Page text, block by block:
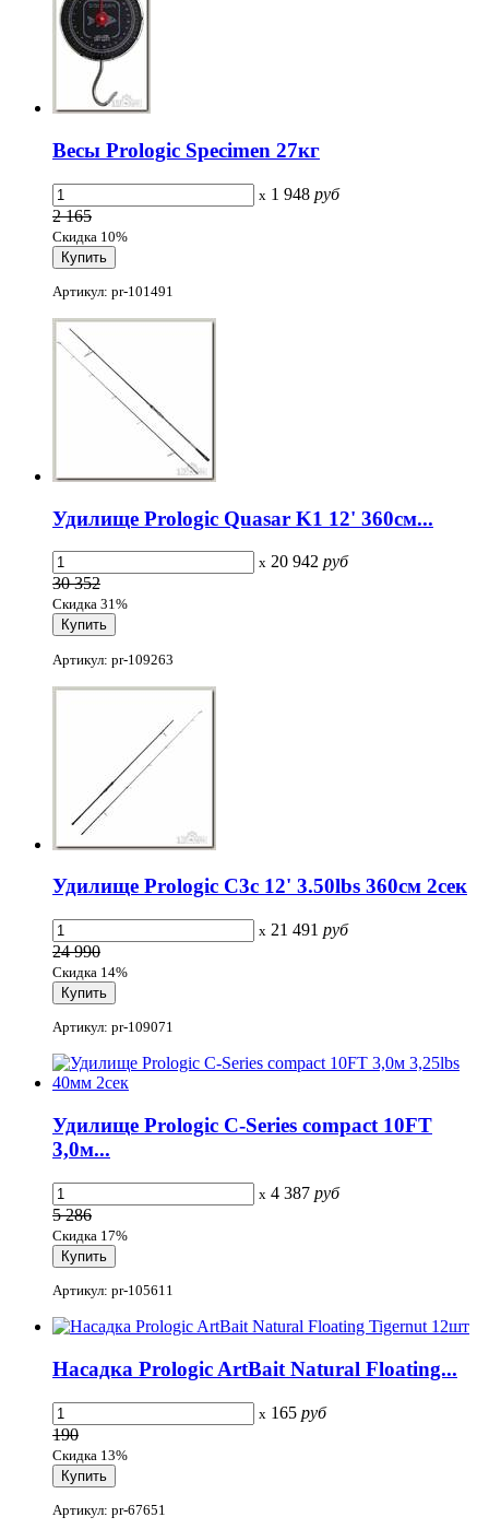
Весы Prologic Specimen 27кг
x 1 948 руб
2 165
Скидка 10%
Артикул: pr-101491
Удилище Prologic Quasar K1 12' 360см...
x 20 942 руб
30 352
Скидка 31%
Артикул: pr-109263
Удилище Prologic C3с 12' 3.50lbs 360см 2сек
x 21 491 руб
24 990
Скидка 14%
Артикул: pr-109071
Удилище Prologic C-Series compact 10FT
3,0м...
x 4 387 руб
5 286
Скидка 17%
Артикул: pr-105611
Насадка Prologic ArtBait Natural Floating...
x 165 руб
190
Скидка 13%
Артикул: pr-67651